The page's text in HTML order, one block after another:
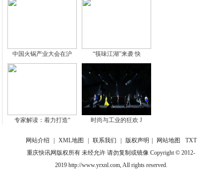
中国火锅产业大会在沪 “筷味江湖”来袭 快
专家解读：着力打造“ 时尚与工业的狂欢 J
网站介绍 XML地图 联系我们 版权声明 网站地图
TXT
重庆快讯网版权所有 未经允许 请勿复制或镜像 Copyright © 2012-
2019 http://www.yrxnl.com, All rights reserved.